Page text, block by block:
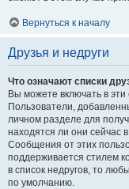
Вернуться к началу
Друзья и недруги
Что означают списки
Вы можете включать в
Пользователи,
личном разделе для
находятся ли они сейчас
Сообщения от этих
поддерживается стилем
в список недругов, то
по умолчанию.